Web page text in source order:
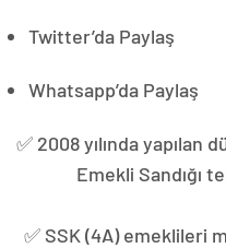
Twitter’da Paylaş
Whatsapp’da Paylaş
✅ 2008 yılında yapılan
Emekli Sandığı
✅ SSK (4A) emeklileri